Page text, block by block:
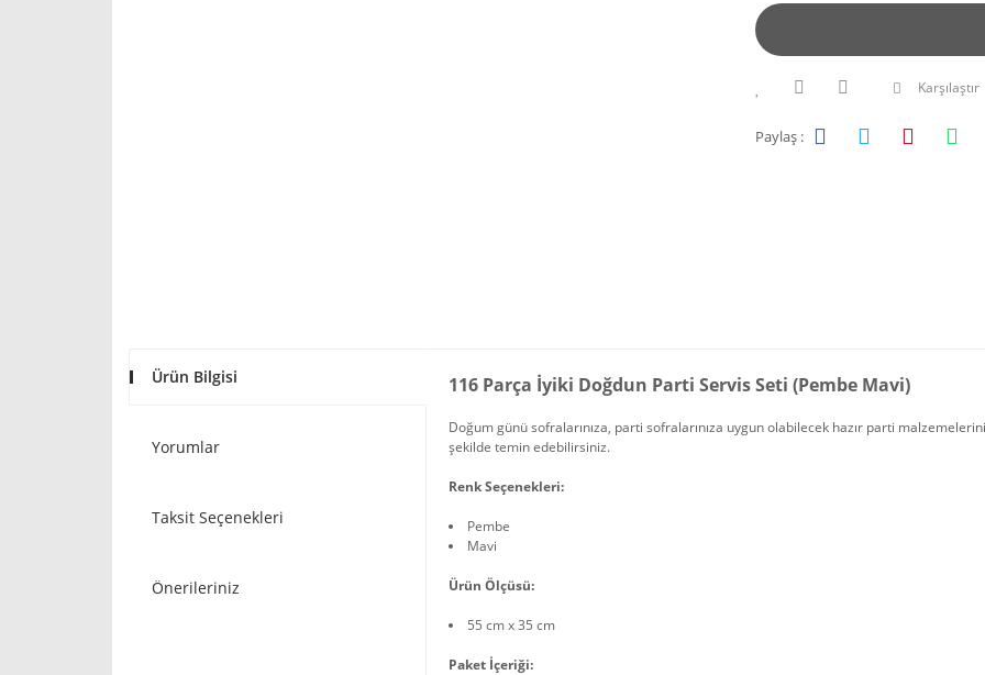
Karşılaştır
Paylaş :
Ürün Bilgisi
Yorumlar
Taksit Seçenekleri
Önerileriniz
116 Parça İyiki Doğdun Parti Servis Seti (Pembe Mavi)
Doğum günü sofralarınıza, parti sofralarınıza uygun olabilecek hazır parti
şekilde temin edebilirsiniz.
Renk Seçenekleri:
Pembe
Mavi
Ürün Ölçüsü:
55 cm x 35 cm
Paket İçeriği: